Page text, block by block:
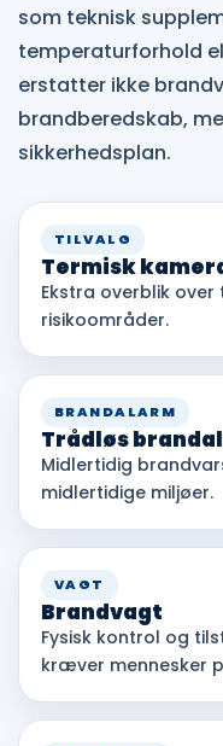
som teknisk
temperaturforhold
erstatter ikke
brandberedskab,
sikkerhedsplan.
TILVALG
Termisk
Ekstra overblik
risikoområder.
BRANDALARM
Trådløs
Midlertidig
midlertidige miljøer.
VAGT
Brandvagt
Fysisk kontrol og
kræver mennesker